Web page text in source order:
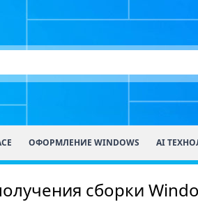
ОФОРМЛЕНИЕ WINDOWS AI
сборки